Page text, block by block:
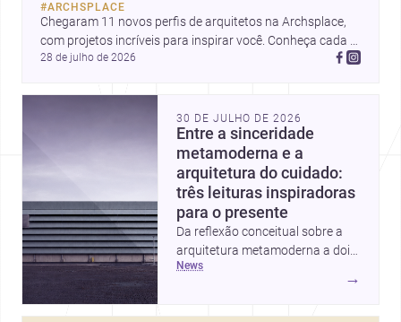
#ARCHSPLACE
Chegaram 11 novos perfis de arquitetos na Archsplace,
com projetos incríveis para inspirar você. Conheça cada
perfil e descubra novas ideias para seus próximos
28 de julho de 2026
30 DE JULHO DE 2026
Entre a sinceridade
metamoderna e a
arquitetura do cuidado:
três leituras inspiradoras
para o presente
Da reflexão conceitual sobre a
arquitetura metamoderna a dois
projetos que colocam escala
humana, bem-estar e experiência
news
→